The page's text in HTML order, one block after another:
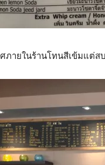
ภายในร้านโทนสีเข้มแต่ส